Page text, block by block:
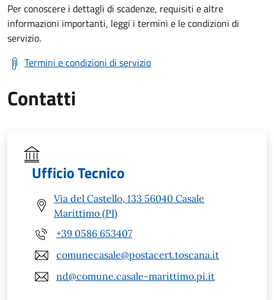
Per conoscere i dettagli di scadenze, requisiti e altre
informazioni importanti, leggi i termini e le condizioni di
servizio.
Termini e condizioni di servizio
Contatti
Ufficio Tecnico
Via del Castello, 133 56040 Casale
Marittimo (PI)
+39 0586 653407
comunecasale@postacert.toscana.it
nd@comune.casale-marittimo.pi.it